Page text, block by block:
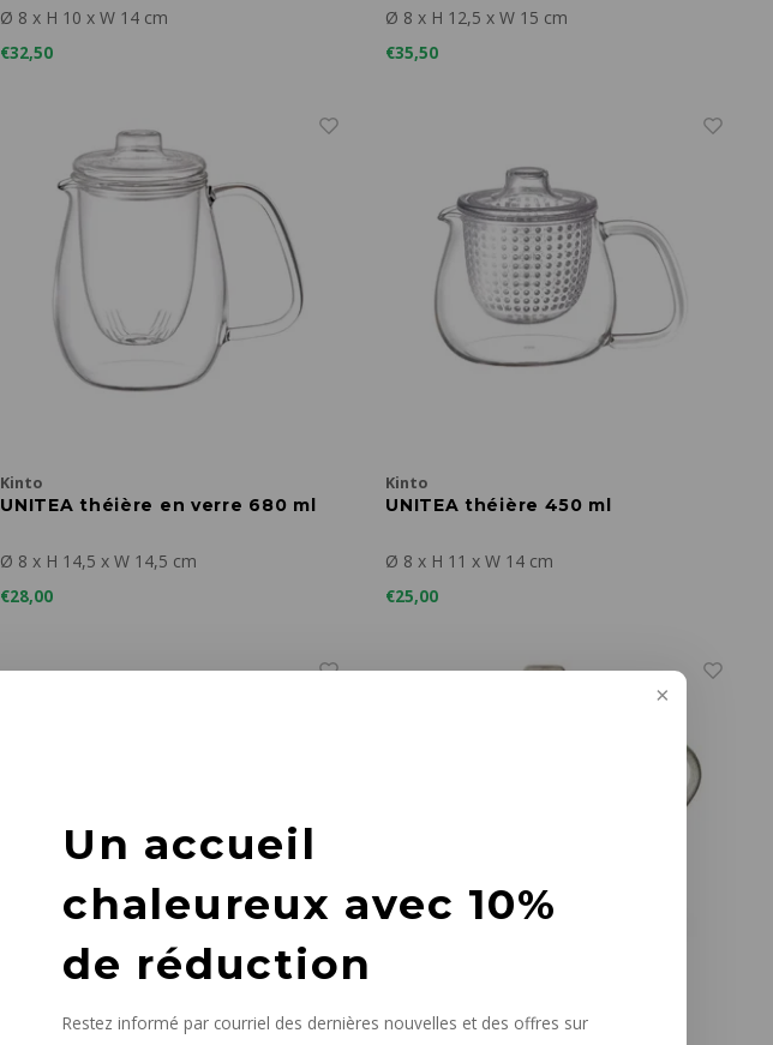
Un accueil
chaleureux avec 10%
de réduction
Restez informé par courriel des dernières nouvelles et des offres sur
Ø 8 x H 10 x W 14 cm
€32,50
Ø 8 x H 12,5 x W 15 cm
€35,50
Kinto
UNITEA théière en verre 680 ml
Ø 8 x H 14,5 x W 14,5 cm
€28,00
Kinto
UNITEA théière 450 ml
Ø 8 x H 11 x W 14 cm
€25,00
HKLiving